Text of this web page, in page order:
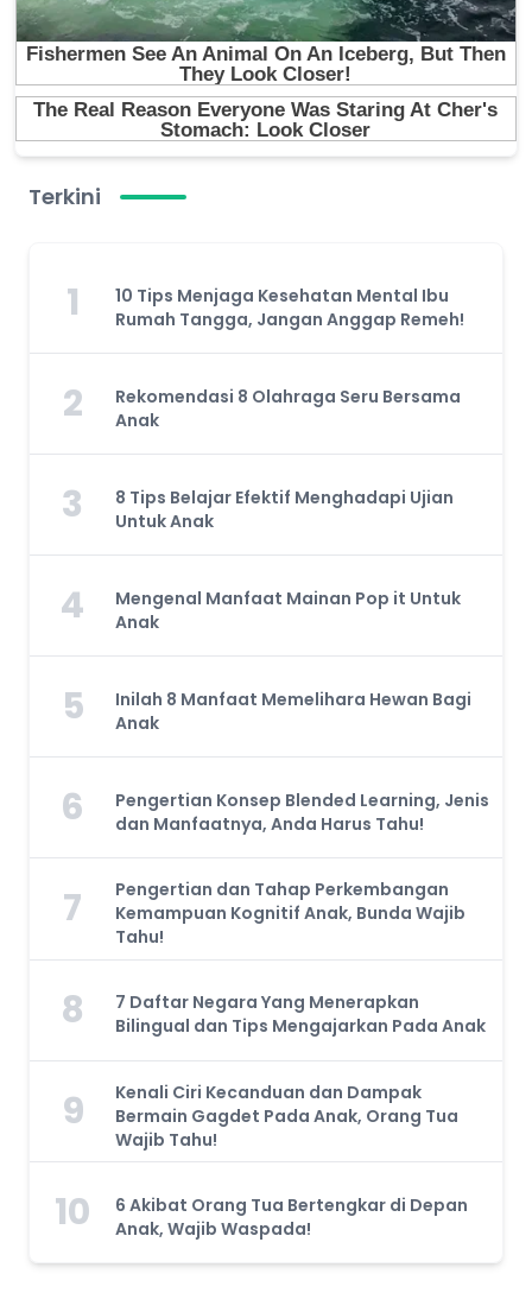
Terkini
1
10 Tips Menjaga Kesehatan Mental Ibu
Rumah Tangga, Jangan Anggap Remeh!
2
Rekomendasi 8 Olahraga Seru Bersama
Anak
3
8 Tips Belajar Efektif Menghadapi Ujian
Untuk Anak
4
Mengenal Manfaat Mainan Pop it Untuk
Anak
5
Inilah 8 Manfaat Memelihara Hewan Bagi
Anak
6
Pengertian Konsep Blended Learning, Jenis
dan Manfaatnya, Anda Harus Tahu!
7
Pengertian dan Tahap Perkembangan
Kemampuan Kognitif Anak, Bunda Wajib
Tahu!
8
7 Daftar Negara Yang Menerapkan
Bilingual dan Tips Mengajarkan Pada Anak
9
Kenali Ciri Kecanduan dan Dampak
Bermain Gagdet Pada Anak, Orang Tua
Wajib Tahu!
10
6 Akibat Orang Tua Bertengkar di Depan
Anak, Wajib Waspada!